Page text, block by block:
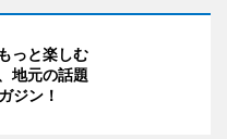
っと楽しむ
地元の話題
ジン！